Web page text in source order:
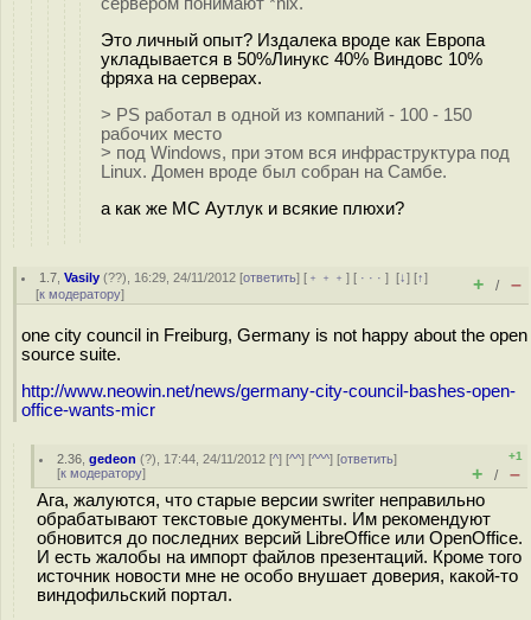
Это личный опыт? Издалека вроде как Европа
укладывается в 50%Линукс 40% Виндовс 10%
фряха на серверах.
> PS работал в одной из компаний - 100 - 150
рабочих место
> под Windows, при этом вся инфраструктура под
Linux. Домен вроде был собран на Самбе.
а как же МС Аутлук и всякие плюхи?
1.7 ,Vasily (??), 16:29, 24/11/2012 [ответить] [ ﹢﹢﹢] [ · · ·][↓] [↑]
[к модератору] + / –
one city council in Freiburg, Germany is not happy about the open
source suite.
http://www.neowin.net/news/germany-city-council-bashes-open-
office-wants-micr
2.36 ,gedeon (?), 17:44, 24/11/2012 [^] [^^] [^^^] [ответить]
[к модератору]
+1
+ / –
Ага, жалуются, что старые версии swriter неправильно
обрабатывают текстовые документы. Им рекомендуют
обновится до последних версий LibreOffice или OpenOffice.
И есть жалобы на импорт файлов презентаций. Кроме того
источник новости мне не особо внушает доверия, какой-то
виндофильский портал.